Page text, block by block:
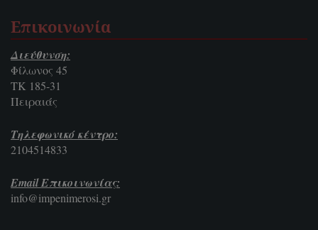
Επικοινωνία
Διεύθυνση:
Φίλωνος 45
ΤΚ 185-31
Πειραιάς
Τηλεφωνικό κέντρο:
2104514833
Email Επικοινωνίας:
info@impenimerosi.gr